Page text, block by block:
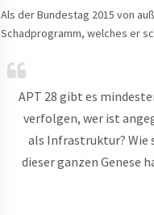
Als der Bundestag 2015 von
Schadprogramm, welches er
APT 28 gibt es
verfolgen, wer ist
als Infrastruktur? Wie
dieser ganzen Genese